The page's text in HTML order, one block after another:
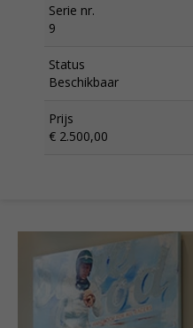
Serie nr.
9
Status
Beschikbaar
Prijs
€ 2.500,00